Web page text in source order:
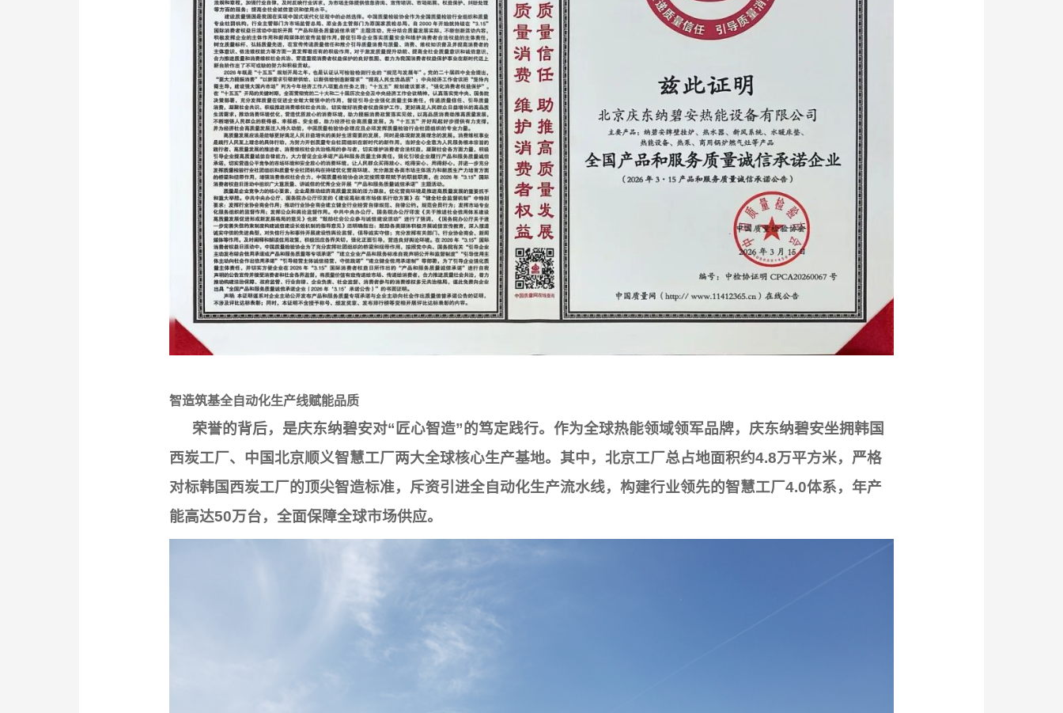
智造筑基全自动化生产线赋能品质
荣誉的背后，是庆东纳碧安对“匠心智造”的笃定践行。作为全球热能领域领军品牌，庆东纳碧安坐拥韩国
西炭工厂、中国北京顺义智慧工厂两大全球核心生产基地。其中，北京工厂总占地面积约4.8万平方米，严格
对标韩国西炭工厂的顶尖智造标准，斥资引进全自动化生产流水线，构建行业领先的智慧工厂4.0体系，年产
能高达50万台，全面保障全球市场供应。